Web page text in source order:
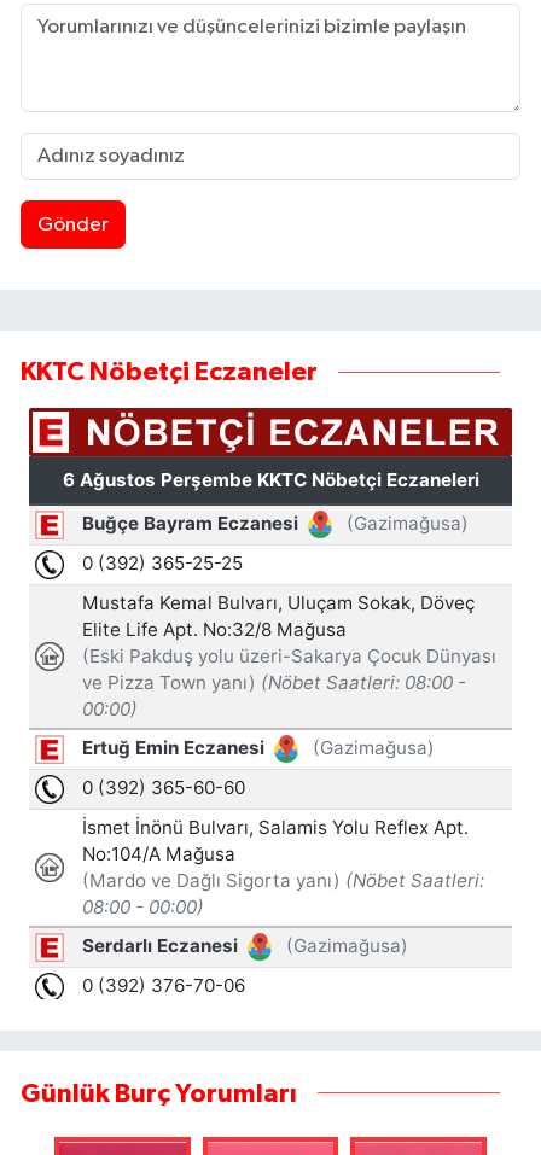
Gönder
KKTC Nöbetçi Eczaneler
Günlük Burç Yorumları